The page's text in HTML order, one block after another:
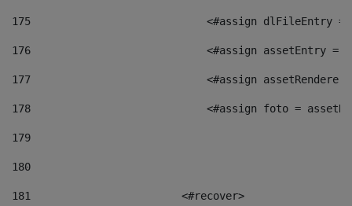
175
<#assign dlFileEntry
176
<#assign assetEntry =
177
<#assign
178
<#assign foto =
179
180
181
                        <#recover>